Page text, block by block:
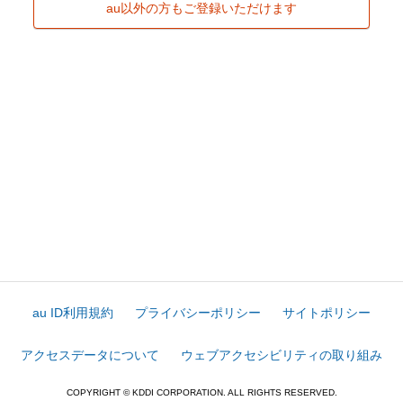
au以外の方もご登録いただけます
au ID利用規約 プライバシーポリシー サイトポリシー
アクセスデータについて ウェブアクセシビリティの取り組み
COPYRIGHT © KDDI CORPORATION. ALL RIGHTS RESERVED.